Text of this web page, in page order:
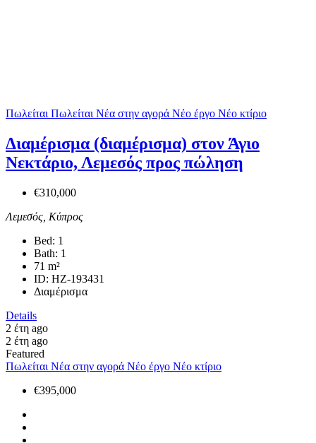
Πωλείται Πωλείται Νέα στην αγορά Νέο έργο Νέο κτίριο
Διαμέρισμα (διαμέρισμα) στον Άγιο
Νεκτάριο, Λεμεσός προς πώληση
€310,000
Λεμεσός, Κύπρος
Bed: 1
Bath: 1
71 m²
ID: HZ-193431
Διαμέρισμα
Details
2 έτη ago
2 έτη ago
Featured
Πωλείται Νέα στην αγορά Νέο έργο Νέο κτίριο
€395,000